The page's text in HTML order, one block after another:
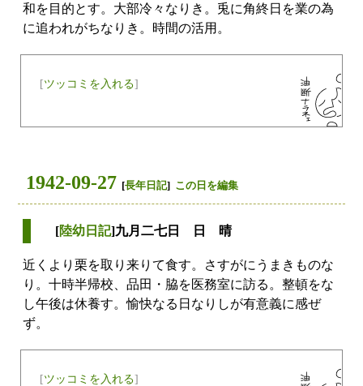
和を目的とす。大部冷々なりき。兎に角終日を業の為
に追われがちなりき。時間の活用。
[ツッコミを入れる]
1942-09-27 [長年日記] この日を編集
[陸幼日記]九月二七日 日 晴
近くより栗を取り来りて食す。さすがにうまきものな
り。十時半帰校、品田・脇を医務室に訪る。整頓をな
し午後は休養す。愉快なる日なりしが有意義に感ぜ
ず。
[ツッコミを入れる]